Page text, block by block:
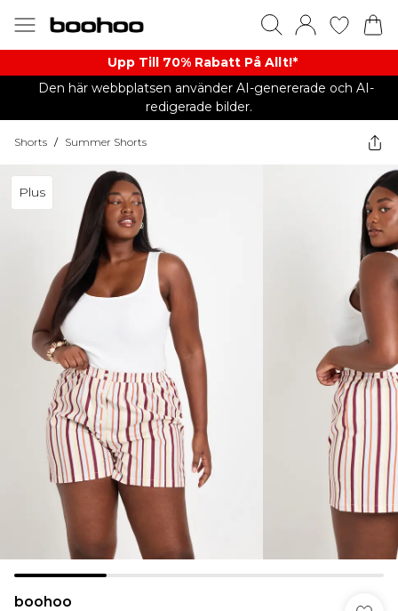
Upp Till 70% Rabatt På Allt!*
Den här webbplatsen använder AI-genererade och AI-
redigerade bilder.
Shorts / Summer Shorts
Plus
boohoo